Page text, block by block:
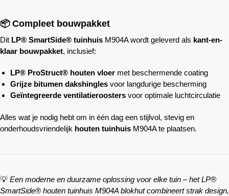
📦 Compleet bouwpakket
Dit LP® SmartSide® tuinhuis M904A wordt geleverd als kant-en-
klaar bouwpakket, inclusief:
LP® ProStruct® houten vloer met beschermende coating
Grijze bitumen dakshingles voor langdurige bescherming
Geïntegreerde ventilatieroosters voor optimale luchtcirculatie
Alles wat je nodig hebt om in één dag een stijlvol, stevig en
onderhoudsvriendelijk houten tuinhuis M904A te plaatsen.
💡 Een moderne en duurzame oplossing voor elke tuin – het LP®
SmartSide® houten tuinhuis M904A blokhut combineert strak design,